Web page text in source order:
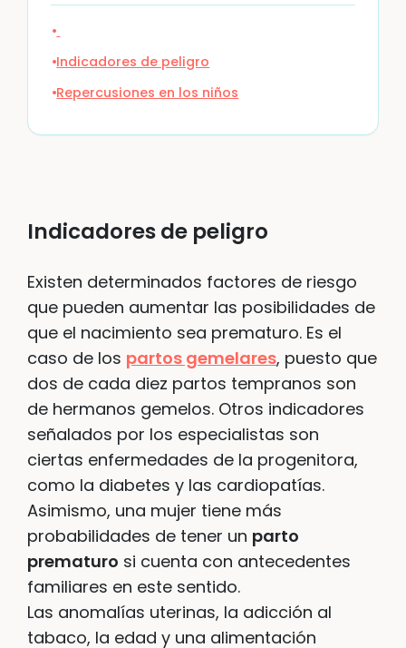
Indicadores de peligro
Repercusiones en los niños
Indicadores de peligro
Existen determinados factores de riesgo
que pueden aumentar las posibilidades de
que el nacimiento sea prematuro. Es el
caso de los partos gemelares, puesto que
dos de cada diez partos tempranos son
de hermanos gemelos. Otros indicadores
señalados por los especialistas son
ciertas enfermedades de la progenitora,
como la diabetes y las cardiopatías.
Asimismo, una mujer tiene más
probabilidades de tener un parto
prematuro si cuenta con antecedentes
familiares en este sentido.
Las anomalías uterinas, la adicción al
tabaco, la edad y una alimentación